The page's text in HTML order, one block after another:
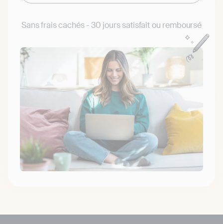
Sans frais cachés - 30 jours satisfait ou remboursé